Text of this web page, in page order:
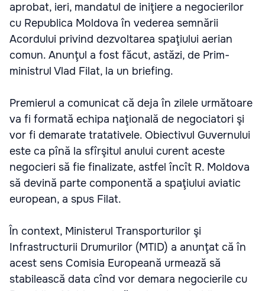
aprobat, ieri, mandatul de iniţiere a negocierilor
cu Republica Moldova în vederea semnării
Acordului privind dezvoltarea spaţiului aerian
comun. Anunţul a fost făcut, astăzi, de Prim-
ministrul Vlad Filat, la un briefing.
Premierul a comunicat că deja în zilele următoare
va fi formată echipa naţională de negociatori şi
vor fi demarate tratativele. Obiectivul Guvernului
este ca pînă la sfîrşitul anului curent aceste
negocieri să fie finalizate, astfel încît R. Moldova
să devină parte componentă a spaţiului aviatic
european, a spus Filat.
În context, Ministerul Transporturilor şi
Infrastructurii Drumurilor (MTID) a anunţat că în
acest sens Comisia Europeană urmează să
stabilească data cînd vor demara negocierile cu